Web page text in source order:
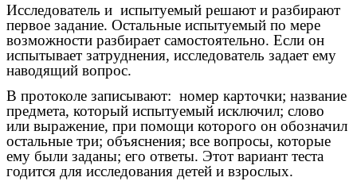
Исследователь и испытуемый решают и разбирают
первое задание. Остальные испытуемый по мере
возможности разбирает самостоятельно. Если он
испытывает затруднения, исследователь задает ему
наводящий вопрос.
В протоколе записывают: номер карточки; название
предмета, который испытуемый исключил; слово
или выражение, при помощи которого он обозначил
остальные три; объяснения; все вопросы, которые
ему были заданы; его ответы. Этот вариант теста
годится для исследования детей и взрослых.